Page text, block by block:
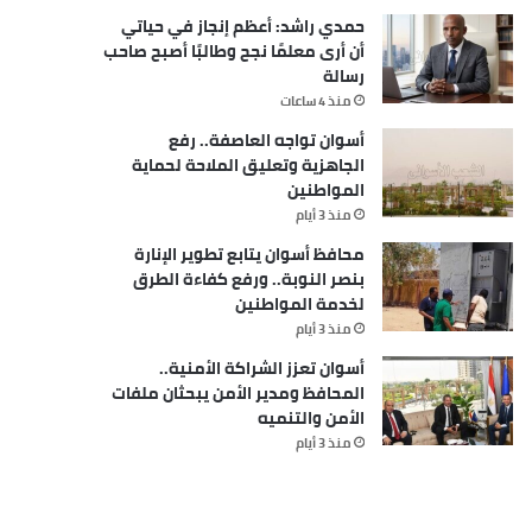
حمدي راشد: أعظم إنجاز في حياتي
أن أرى معلمًا نجح وطالبًا أصبح صاحب
رسالة
منذ 4 ساعات
أسوان تواجه العاصفة.. رفع
الجاهزية وتعليق الملاحة لحماية
المواطنين
منذ 3 أيام
محافظ أسوان يتابع تطوير الإنارة
بنصر النوبة.. ورفع كفاءة الطرق
لخدمة المواطنين
منذ 3 أيام
أسوان تعزز الشراكة الأمنية..
المحافظ ومدير الأمن يبحثان ملفات
الأمن والتنميه
منذ 3 أيام